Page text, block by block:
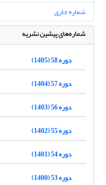
شماره جاری
شماره‌های پیشین نشریه
دوره 58 (1405)
دوره 57 (1404)
دوره 56 (1403)
دوره 55 (1402)
دوره 54 (1401)
دوره 53 (1400)